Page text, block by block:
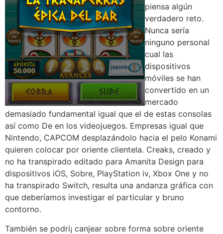
piensa algún
verdadero reto.
Nunca serí­a
ninguno personal
cual las
dispositivos
móviles se han
convertido en un
mercado
demasiado fundamental igual que el de estas consolas
así­ como De en los videojuegos. Empresas igual que
Nintendo, CAPCOM desplazándolo hacia el pelo Konami
quieren colocar por oriente clientela. Creaks, creado y
no ha transpirado editado para Amanita Design para
dispositivos iOS, Sobre, PlayStation iv, Xbox One y no
ha transpirado Switch, resulta una andanza gráfica con
que deberíamos investigar el particular y bruno
contorno.
También se podrí¡ canjear sobre forma sobre oriente